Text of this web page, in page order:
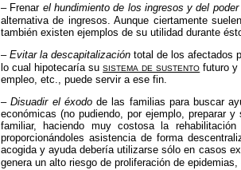
– Frenar el hundimiento de los ingresos y del
alternativa de ingresos. Aunque ciertamente
también existen ejemplos de su utilidad durante
– Evitar la descapitalización total de los afectados
lo cual hipotecaría susistema de sustento futuro y
empleo, etc., puede servir a ese fin.
–Disuadir el éxodode las familias para buscar
económicas (no pudiendo, por ejemplo, preparar
familiar, haciendo muy costosa la
proporcionándoles asistencia de forma
acogida y ayuda debería utilizarse sólo en casos
genera un alto riesgo de proliferación de